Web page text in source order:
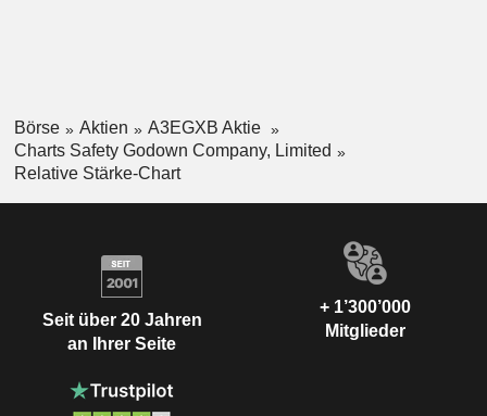
Börse Aktien
A3EGXB Aktie
Charts Safety Godown Company, Limited
Relative Stärke-Chart
Seit über 20 Jahren
an Ihrer Seite
+ 1’300’000
Mitglieder